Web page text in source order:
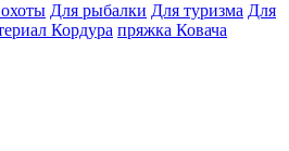
Для рыбалки Для туризма Для
Кордура пряжка Ковача